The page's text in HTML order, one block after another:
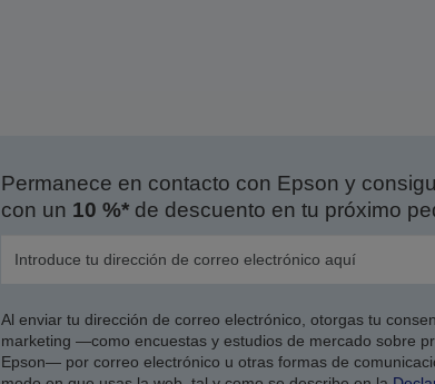
Permanece en contacto con Epson y
con un 10 %*de descuento en tu próximo
Al enviar tu dirección de correo electrónico, otorgas tu
marketing —como encuestas y estudios de mercado sobre
Epson— por correo electrónico u otras formas de